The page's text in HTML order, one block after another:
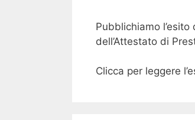
Pubblichiamo
dell’Attestato di
Clicca per leggere